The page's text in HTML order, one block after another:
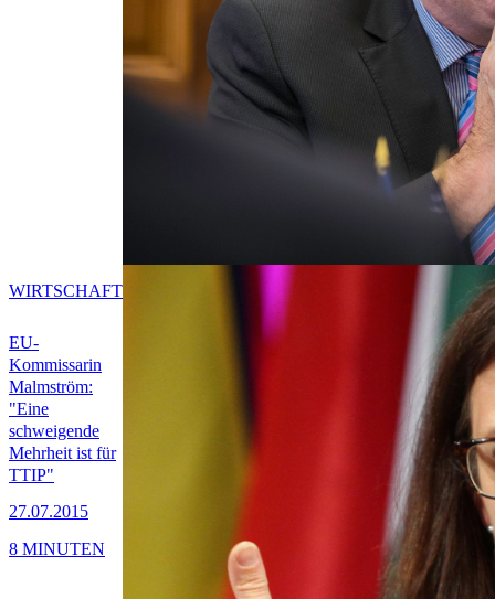
EU-
Kommissarin
Malmström:
"Eine
schweigende
Mehrheit ist für
TTIP"
27.07.2015
WIRTSCHAFT
8 MINUTEN